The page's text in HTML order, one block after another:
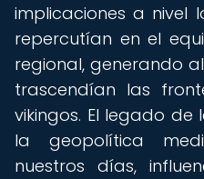
implicaciones a nivel
repercutían en el
regional, generando
trascendían las
vikingos. El legado de
la geopolítica
nuestros días,